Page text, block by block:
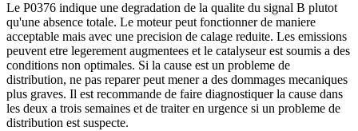
Le P0376 indique une degradation de la qualite du signal B plutot
qu'une absence totale. Le moteur peut fonctionner de maniere
acceptable mais avec une precision de calage reduite. Les emissions
peuvent etre legerement augmentees et le catalyseur est soumis a des
conditions non optimales. Si la cause est un probleme de
distribution, ne pas reparer peut mener a des dommages mecaniques
plus graves. Il est recommande de faire diagnostiquer la cause dans
les deux a trois semaines et de traiter en urgence si un probleme de
distribution est suspecte.